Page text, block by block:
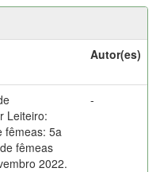
Autor(es)
Leiteiro:
fêmeas: 5a
fêmeas
2022.
-